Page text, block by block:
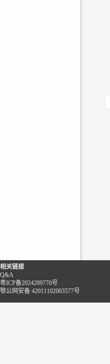
相关链接
Q&A
粤ICP备2024289770号
鄂公网安备 42011102003577号